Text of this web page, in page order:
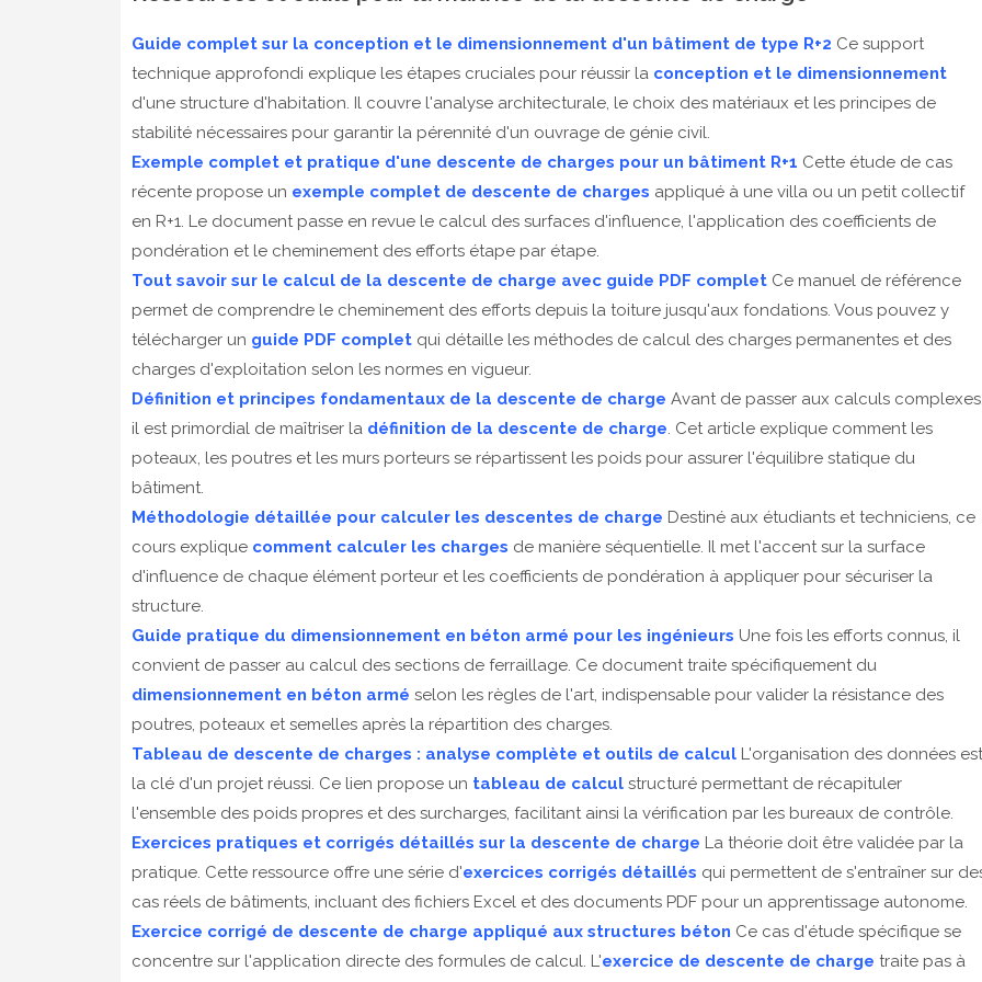
Guide complet sur la conception et le dimensionnement d'un bâtiment de type R+2 Ce support
technique approfondi explique les étapes cruciales pour réussir la conception et le dimensionnement
d'une structure d'habitation. Il couvre l'analyse architecturale, le choix des matériaux et les principes de
stabilité nécessaires pour garantir la pérennité d'un ouvrage de génie civil.
Exemple complet et pratique d'une descente de charges pour un bâtiment R+1 Cette étude de cas
récente propose un exemple complet de descente de charges appliqué à une villa ou un petit collectif
en R+1. Le document passe en revue le calcul des surfaces d'influence, l'application des coefficients de
pondération et le cheminement des efforts étape par étape.
Tout savoir sur le calcul de la descente de charge avec guide PDF completCe manuel de référence
permet de comprendre le cheminement des efforts depuis la toiture jusqu'aux fondations. Vous pouvez y
télécharger un guide PDF completqui détaille les méthodes de calcul des charges permanentes et des
charges d'exploitation selon les normes en vigueur.
Définition et principes fondamentaux de la descente de charge Avant de passer aux calculs
il est primordial de maîtriser la définition de la descente de charge . Cet article explique comment les
poteaux, les poutres et les murs porteurs se répartissent les poids pour assurer l'équilibre statique du
bâtiment.
Méthodologie détaillée pour calculer les descentes de charge Destiné aux étudiants et techniciens, ce
cours explique comment calculer les charges de manière séquentielle. Il met l'accent sur la surface
d'influence de chaque élément porteur et les coefficients de pondération à appliquer pour sécuriser la
structure.
Guide pratique du dimensionnement en béton armé pour les ingénieurs Une fois les efforts connus, il
convient de passer au calcul des sections de ferraillage. Ce document traite spécifiquement du
dimensionnement en béton armé selon les règles de l'art, indispensable pour valider la résistance des
poutres, poteaux et semelles après la répartition des charges.
Tableau de descente de charges : analyse complète et outils de calculL'organisation des données est
la clé d'un projet réussi. Ce lien propose un tableau de calculstructuré permettant de récapituler
l'ensemble des poids propres et des surcharges, facilitant ainsi la vérification par les bureaux de contrôle.
Exercices pratiques et corrigés détaillés sur la descente de charge La théorie doit être validée par la
pratique. Cette ressource offre une série d'exercices corrigés détaillés qui permettent de s'entraîner sur
cas réels de bâtiments, incluant des fichiers Excel et des documents PDF pour un apprentissage autonome.
Exercice corrigé de descente de charge appliqué aux structures béton Ce cas d'étude spécifique se
concentre sur l'application directe des formules de calcul. L'exercice de descente de charge traite pas à